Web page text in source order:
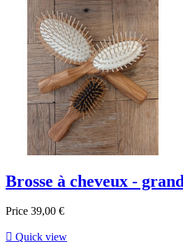
Brosse à cheveux -
Price 39,00 €
 Quick view